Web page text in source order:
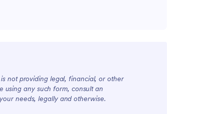
not providing legal, financial, or other
using any such form, consult an
needs, legally and otherwise.